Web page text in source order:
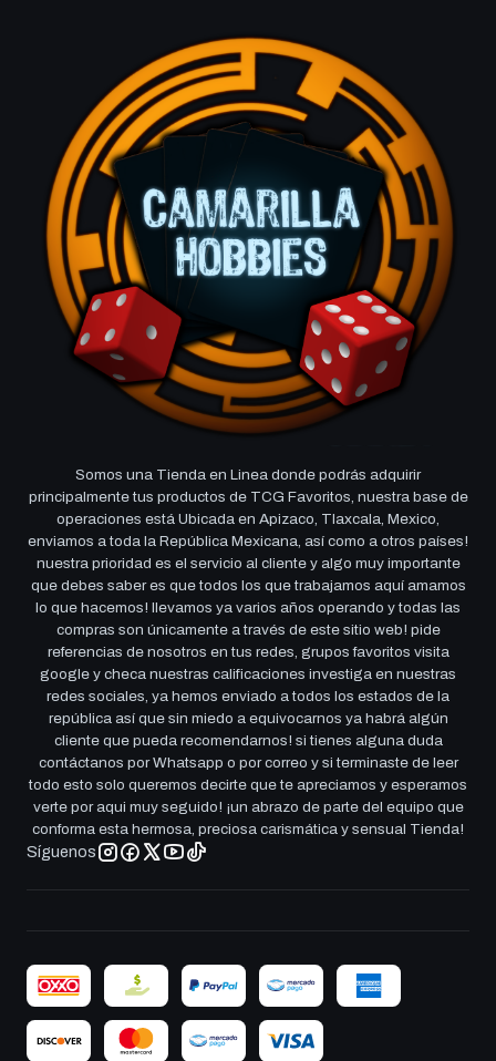
Somos una Tienda en Linea donde podrás adquirir
principalmente tus productos de TCG Favoritos, nuestra base de
operaciones está Ubicada en Apizaco, Tlaxcala, Mexico,
enviamos a toda la República Mexicana, así como a otros países!
nuestra prioridad es el servicio al cliente y algo muy importante
que debes saber es que todos los que trabajamos aquí amamos
lo que hacemos! llevamos ya varios años operando y todas las
compras son únicamente a través de este sitio web! pide
referencias de nosotros en tus redes, grupos favoritos visita
google y checa nuestras calificaciones investiga en nuestras
redes sociales, ya hemos enviado a todos los estados de la
república así que sin miedo a equivocarnos ya habrá algún
cliente que pueda recomendarnos! si tienes alguna duda
contáctanos por Whatsapp o por correo y si terminaste de leer
todo esto solo queremos decirte que te apreciamos y esperamos
verte por aqui muy seguido! ¡un abrazo de parte del equipo que
conforma esta hermosa, preciosa carismática y sensual Tienda!
Síguenos